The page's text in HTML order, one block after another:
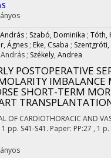
; Szabó, Dominika ; Tóth,
Ágnes ; Eke, Csaba ; Szentgróti,
; Székely, Andrea
POSTOPERATIVE
IMBALANCE
SHORT-TERM
OF CARDIOTHORACIC AND
pp. S41-S41. Paper: PP:27 , 1 p.